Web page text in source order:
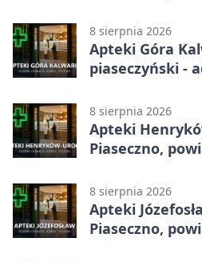
8 sierpnia 2026
Apteki Góra
piaseczyński -
8 sierpnia 2026
Apteki
Piaseczno,
8 sierpnia 2026
Apteki
Piaseczno,